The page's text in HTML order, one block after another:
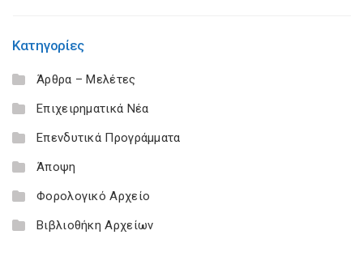
Κατηγορίες
Άρθρα – Μελέτες
Επιχειρηματικά Νέα
Επενδυτικά Προγράμματα
Άποψη
Φορολογικό Αρχείο
Βιβλιοθήκη Αρχείων